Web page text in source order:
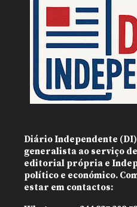
Diário Independente (DI)
generalista ao serviço
editorial própria e
político e económico.
estar em contactos: